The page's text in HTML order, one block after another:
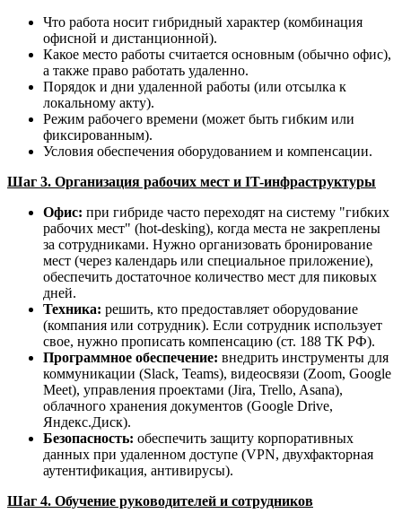
Что работа носит гибридный характер (комбинация
офисной и дистанционной).
Какое место работы считается основным (обычно офис),
а также право работать удаленно.
Порядок и дни удаленной работы (или отсылка к
локальному акту).
Режим рабочего времени (может быть гибким или
фиксированным).
Условия обеспечения оборудованием и компенсации.
Шаг 3. Организация рабочих мест и IT-инфраструктуры
Офис: при гибриде часто переходят на систему "гибких
рабочих мест" (hot-desking), когда места не закреплены
за сотрудниками. Нужно организовать бронирование
мест (через календарь или специальное приложение),
обеспечить достаточное количество мест для пиковых
дней.
Техника: решить, кто предоставляет оборудование
(компания или сотрудник). Если сотрудник использует
свое, нужно прописать компенсацию (ст. 188 ТК РФ).
Программное обеспечение: внедрить инструменты для
коммуникации (Slack, Teams), видеосвязи (Zoom, Google
Meet), управления проектами (Jira, Trello, Asana),
облачного хранения документов (Google Drive,
Яндекс.Диск).
Безопасность: обеспечить защиту корпоративных
данных при удаленном доступе (VPN, двухфакторная
аутентификация, антивирусы).
Шаг 4. Обучение руководителей и сотрудников